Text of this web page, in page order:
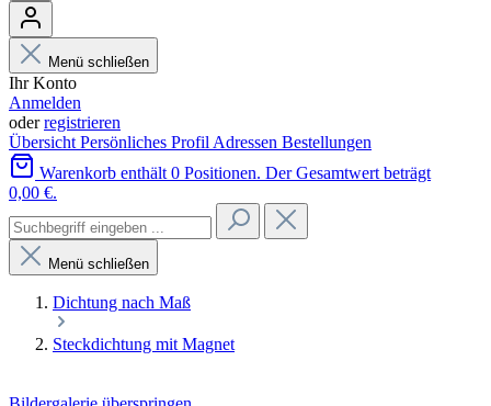
Menü schließen
Ihr Konto
Anmelden
oderregistrieren
Übersicht Persönliches Profil Adressen Bestellungen
Warenkorb enthält 0 Positionen. Der Gesamtwert beträgt
0,00 €.
Menü schließen
Dichtung nach Maß
Steckdichtung mit Magnet